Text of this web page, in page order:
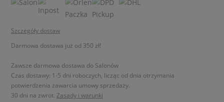
Szczegóły dostaw
Darmowa dostawa już od 350 zł!
Zawsze darmowa dostawa do Salonów
Czas dostawy: 1-5 dni roboczych, licząc od dnia otrzymania
potwierdzenia zawarcia umowy sprzedaży.
30 dni na zwrot. Zasady i warunki